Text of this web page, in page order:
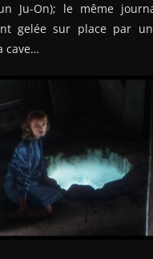
Ju-On); le même
gelée sur place par
cave…